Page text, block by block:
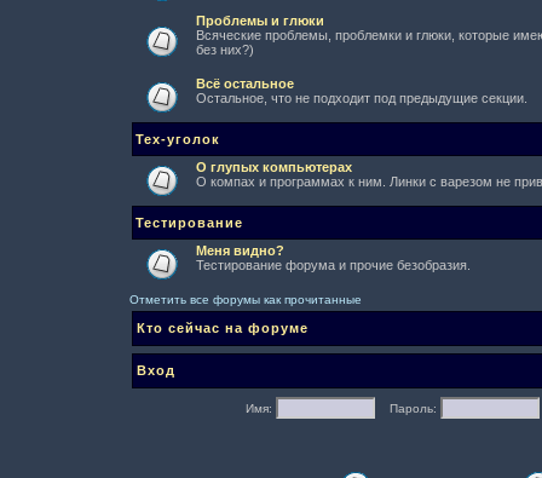
Проблемы и глюки
Всяческие проблемы, проблемки и глюки, которые
без них?)
Всё остальное
Остальное, что не подходит под предыдущие секции.
Тех-уголок
О глупых компьютерах
О компах и программах к ним. Линки с варезом не
Тестирование
Меня видно?
Тестирование форума и прочие безобразия.
Отметить все форумы как прочитанные
Кто сейчас на форуме
Вход
Имя: Пароль: